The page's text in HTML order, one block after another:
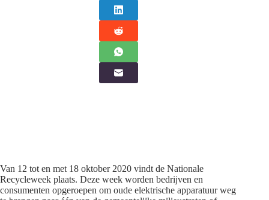
Van 12 tot en met 18 oktober 2020 vindt de Nationale
Recycleweek plaats. Deze week worden bedrijven en
consumenten opgeroepen om oude elektrische apparatuur weg